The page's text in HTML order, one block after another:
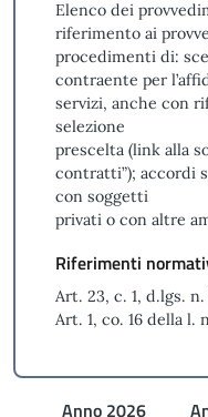
Elenco dei
riferimento ai
procedimenti di:
contraente per
servizi, anche con
selezione
prescelta (link alla
contratti”); accordi
con soggetti
privati o con altre
Riferimenti
Art. 23, c. 1, d.lgs.
Art. 1, co. 16 della l.
Anno 2026